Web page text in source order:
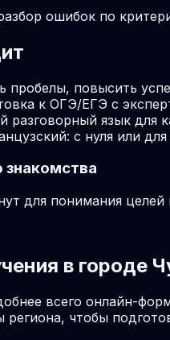
ошибок по
пробелы, повысить
к ОГЭ/ЕГЭ с
разговорный язык для
с нуля или для
знакомства
для понимания
в городе
всего онлайн-
чтобы